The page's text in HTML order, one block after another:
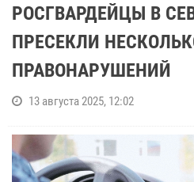
РОСГВАРДЕЙЦЫ В
ПРЕСЕКЛИ
ПРАВОНАРУШЕНИЙ
13 августа 2025, 12:02